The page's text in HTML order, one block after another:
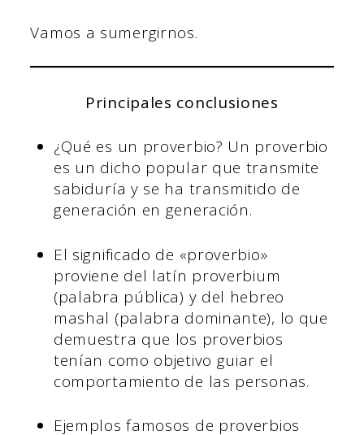
Vamos a sumergirnos.
Principales conclusiones
¿Qué es un proverbio? Un proverbio
es un dicho popular que transmite
sabiduría y se ha transmitido de
generación en generación.
El significado de «proverbio»
proviene del latín proverbium
(palabra pública) y del hebreo
mashal (palabra dominante), lo que
demuestra que los proverbios
tenían como objetivo guiar el
comportamiento de las personas.
Ejemplos famosos de proverbios